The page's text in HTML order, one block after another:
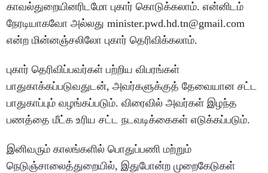
காவல்துறையினரிடமோ புகார் கொடுக்கலாம். என்னிடம்
நேரடியாகவோ அல்லது minister.pwd.hd.tn@gmail.com
என்ற மின்னஞ்சலிலோ புகார் தெரிவிக்கலாம்.
புகார் தெரிவிப்பவர்கள் பற்றிய விபரங்கள்
பாதுகாக்கப்படுவதுடன், அவர்களுக்குத் தேவையான சட்ட
பாதுகாப்பும் வழங்கப்படும். விரைவில் அவர்கள் இழந்த
பணத்தை மீட்க உரிய சட்ட நடவடிக்கைகள் எடுக்கப்படும்.
இனிவரும் காலங்களில் பொதுப்பணி மற்றும்
நெடுஞ்சாலைத்துறையில், இதுபோன்ற முறைகேடுகள்